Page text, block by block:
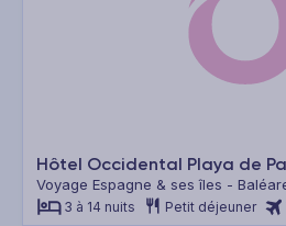
Hôtel Occidental Playa de
Voyage Espagne & ses îles -
3 à 14 nuits Petit déjeuner